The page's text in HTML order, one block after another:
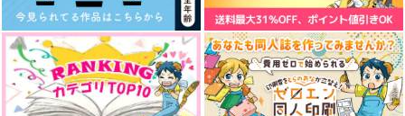
私の先生がいちばん！
兎座堂
572 円（税込）
明浦路司
はぐれ者の領分
ふたご座
787円（税込）
ピャスト伯
永い刻を生きる
はれたそら
724円（税込）
ディアッカ×イザーク